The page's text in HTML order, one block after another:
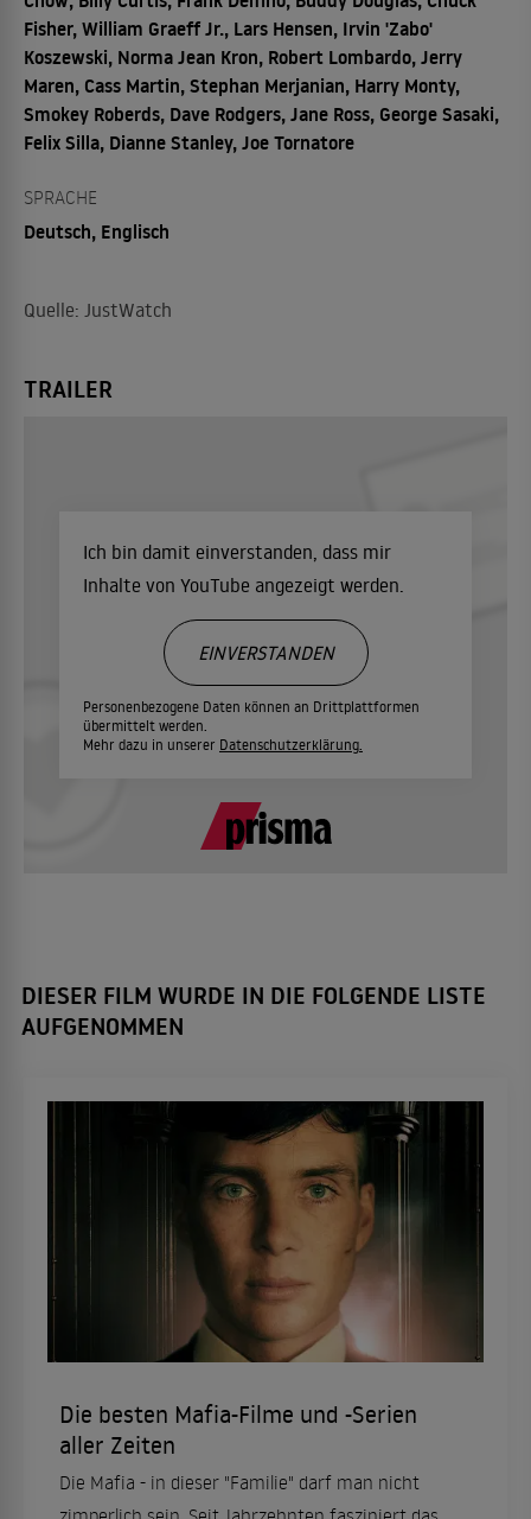
Fisher, William Graeff Jr., Lars Hensen, Irvin 'Zabo'
Koszewski, Norma Jean Kron, Robert Lombardo, Jerry
Maren, Cass Martin, Stephan Merjanian, Harry Monty,
Smokey Roberds, Dave Rodgers, Jane Ross, George Sasaki,
Felix Silla, Dianne Stanley, Joe Tornatore
SPRACHE
Deutsch, Englisch
Quelle: JustWatch
TRAILER
Ich bin damit einverstanden, dass mir
Inhalte von YouTube angezeigt werden.
Personenbezogene Daten können an Drittplattformen
übermittelt werden.
Mehr dazu in unserer Datenschutzerklärung.
EINVERSTANDEN
DIESER FILM WURDE IN DIE FOLGENDE LISTE
AUFGENOMMEN
Die besten Mafia-Filme und -Serien
aller Zeiten
Die Mafia - in dieser "Familie" darf man nicht